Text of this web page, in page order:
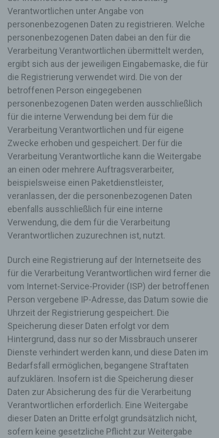
Verantwortlichen unter Angabe von
personenbezogenen Daten zu registrieren. Welche
personenbezogenen Daten dabei an den für die
Verarbeitung Verantwortlichen übermittelt werden,
ergibt sich aus der jeweiligen Eingabemaske, die für
die Registrierung verwendet wird. Die von der
betroffenen Person eingegebenen
personenbezogenen Daten werden ausschließlich
für die interne Verwendung bei dem für die
Verarbeitung Verantwortlichen und für eigene
Zwecke erhoben und gespeichert. Der für die
Verarbeitung Verantwortliche kann die Weitergabe
an einen oder mehrere Auftragsverarbeiter,
beispielsweise einen Paketdienstleister,
veranlassen, der die personenbezogenen Daten
ebenfalls ausschließlich für eine interne
Verwendung, die dem für die Verarbeitung
Verantwortlichen zuzurechnen ist, nutzt.
Durch eine Registrierung auf der Internetseite des
für die Verarbeitung Verantwortlichen wird ferner die
vom Internet-Service-Provider (ISP) der betroffenen
Person vergebene IP-Adresse, das Datum sowie die
Uhrzeit der Registrierung gespeichert. Die
Speicherung dieser Daten erfolgt vor dem
Hintergrund, dass nur so der Missbrauch unserer
Dienste verhindert werden kann, und diese Daten im
Bedarfsfall ermöglichen, begangene Straftaten
aufzuklären. Insofern ist die Speicherung dieser
Daten zur Absicherung des für die Verarbeitung
Verantwortlichen erforderlich. Eine Weitergabe
dieser Daten an Dritte erfolgt grundsätzlich nicht,
sofern keine gesetzliche Pflicht zur Weitergabe
des Benutzers optimiert werden. Cookies
ermöglichen uns, wie bereits erwähnt, die
Benutzer unserer Internetseite wiederzuerkennen.
Zweck dieser Wiedererkennung ist es, den
Nutzern die Verwendung unserer Internetseite zu
erleichtern. Der Benutzer einer Internetseite, die
Cookies verwendet, muss beispielsweise nicht bei
jedem Besuch der Internetseite erneut seine
Zugangsdaten eingeben, weil dies von der
Internetseite und dem auf dem Computersystem
des Benutzers abgelegten Cookie übernommen
wird. Ein weiteres Beispiel ist das Cookie eines
Warenkorbes im Online-Shop. Der Online-Shop
merkt sich die Artikel, die ein Kunde in den
virtuellen Warenkorb gelegt hat, über ein Cookie.
Die betroffene Person kann die Setzung von
Cookies durch unsere Internetseite jederzeit
mittels einer entsprechenden Einstellung des
genutzten Internetbrowsers verhindern und damit
der Setzung von Cookies dauerhaft
widersprechen. Ferner können bereits gesetzte
Cookies jederzeit über einen Internetbrowser oder
andere Softwareprogramme gelöscht werden. Dies
Cookies in dem genutzten Internetbrowser, sind
unter Umständen nicht alle Funktionen unserer
Internetseite vollumfänglich nutzbar.
Erfassung von allgemeinen Daten und
Informationen
Die Internetseite erfasst mit jedem Aufruf der
Internetseite durch eine betroffene Person oder ein
automatisiertes System eine Reihe von
allgemeinen Daten und Informationen. Diese
allgemeinen Daten und Informationen werden in
den Logfiles des Servers gespeichert. Erfasst
werden können die (1) verwendeten Browsertypen
und Versionen, (2) das vom zugreifenden System
verwendete Betriebssystem, (3) die Internetseite,
von welcher ein zugreifendes System auf unsere
Internetseite gelangt (sogenannte Referrer), (4) die
Unterwebseiten, welche über ein zugreifendes